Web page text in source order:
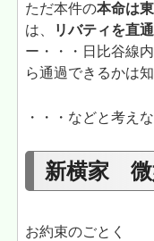
ただ本件の本命は
は、
リバティを直
ー・・・日比谷線
ら通過できるかは知
・・・などと考え
新横家 微
お約束のごとく